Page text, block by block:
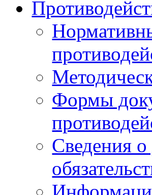
Формы
Сведения